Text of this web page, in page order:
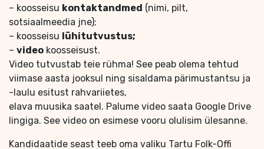
– koosseisu kontaktandmed (nimi, pilt,
sotsiaalmeedia jne);
– koosseisu lühitutvustus;
– video koosseisust.
Video tutvustab teie rühma! See peab olema tehtud
viimase aasta jooksul ning sisaldama pärimustantsu ja
-laulu esitust rahvariietes,
elava muusika saatel. Palume video saata Google Drive
lingiga. See video on esimese vooru olulisim ülesanne.
Kandidaatide seast teeb oma valiku Tartu Folk-Offi